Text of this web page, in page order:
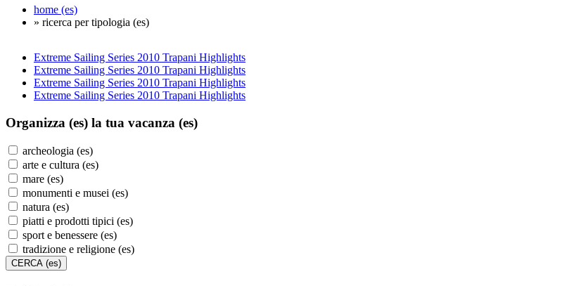
home (es)
» ricerca per tipologia (es)
Extreme Sailing Series 2010 Trapani Highlights
Extreme Sailing Series 2010 Trapani Highlights
Extreme Sailing Series 2010 Trapani Highlights
Extreme Sailing Series 2010 Trapani Highlights
Organizza (es) la tua vacanza (es)
archeologia (es)
arte e cultura (es)
mare (es)
monumenti e musei (es)
natura (es)
piatti e prodotti tipici (es)
sport e benessere (es)
tradizione e religione (es)